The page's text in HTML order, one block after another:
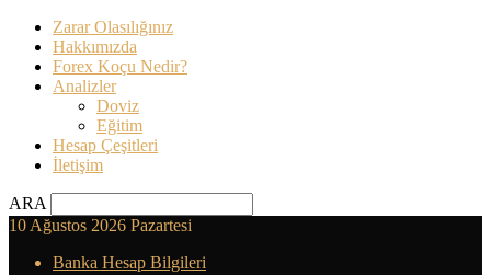
Zarar Olasılığınız
Hakkımızda
Forex Koçu Nedir?
Analizler
Doviz
Eğitim
Hesap Çeşitleri
İletişim
ARA
10 Ağustos 2026 Pazartesi
Banka Hesap Bilgileri